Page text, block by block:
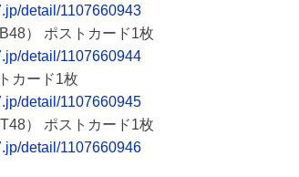
detail/1107660943
） ポストカード1枚
detail/1107660944
カード1枚
detail/1107660945
） ポストカード1枚
detail/1107660946